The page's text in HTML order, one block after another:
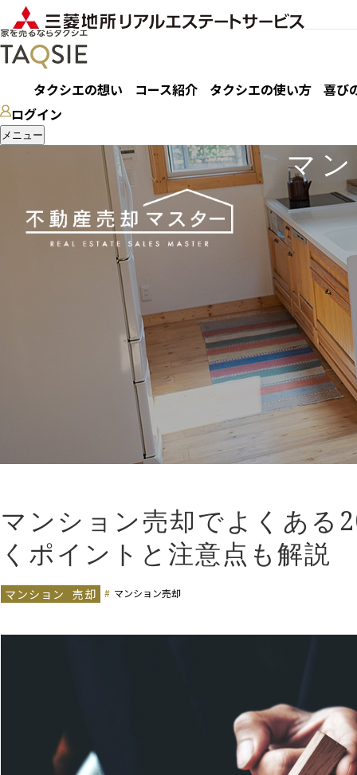
タクシエの想い コース紹介 タクシエの使い方
喜び
ログイン
メニュー
マ
マンション売却でよくある
くポイントと注意点も解説
マンション 売却 マンション売却